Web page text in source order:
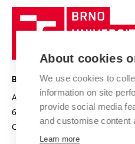
Research quality assurance
Research infrastructures
Projects
Projects from Structural Funds
Specific University Research
International Staff Week
International Agreements
Sustainable university
Safe University
Organization Structure
Official notice board
Personal Data Protection
BRNO UNIVERSITY OF
Antonínská 548/1
602 00 Brno
Czech Republic
About cookies
We use cookies to
information on site
provide social media
and customise content
Learn more